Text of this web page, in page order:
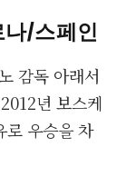
/스페인
감독 아래서
년 보스케
로 우승을 차